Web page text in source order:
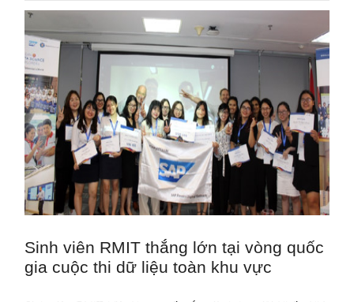
Sinh viên RMIT thắng lớn tại vòng quốc
gia cuộc thi dữ liệu toàn khu vực